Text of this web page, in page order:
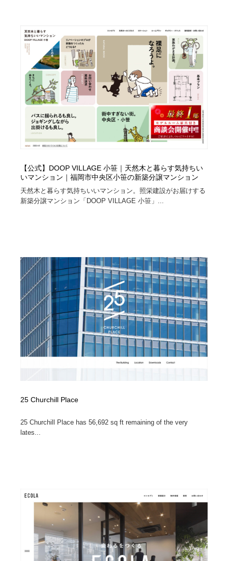
健康・医療・福祉・病院・歯医者・製薬・薬品
金融・銀行・投資・保険・M&A・商社
金融・銀行・投資・保険・M&A・商社
起業・事業支援・ボランティア・NPO
起業・事業支援・ボランティア・NPO
教育・スクール・保育・幼稚園・小中高・大学・専門学
教育・スクール・保育・幼稚園・小中高・大学・専門学
システム開発・IT・決済・アプリ・ソフトウェア
システム開発・IT・決済・アプリ・ソフトウェア
テクノロジー・AI・人工知能・スマートホーム・オンラ
イン
テクノロジー・AI・人工知能・スマートホーム・オンラ
イン
74
日本伝統：着物・織物・舞踊・歌舞伎・茶道・華道・書
道
日本伝統：着物・織物・舞踊・歌舞伎・茶道・華道・書
映画・アニメ・DVD・動画配信・放送・TV・ラジオ
音楽・アーティスト・楽器・舞台・演劇・ミュージカ
ル・ダンス
芸能人・俳優・女優・タレント・モデル・芸能事務所
芸能人・俳優・女優・タレント・モデル・芸能事務所
42
キャンペーン・イベント・ワークショップ・コンペティ
ション
キャンペーン・イベント・ワークショップ・コンペティ
ション
77
マッチングサービス
マッチングサービス
22
アート・芸術・美術館・美術展・博物館・ギャラリー 383
鉛筆画・木炭画・デッサン・クロッキー
グラフィティ・Graffiti・ストリートアート
グラフィティ・Graffiti・ストリートアート
GWD スタッフお気に入り
ニュース・マガジン・メディア・SNS・YouTube
【公式】DOOP VILLAGE 小笹｜天然木と暮らす気持ちい
いマンション｜福岡市中央区小笹の新築分譲マンション
天然木と暮らす気持ちいいマンション。照栄建設がお届けする
新築分譲マンション「DOOP VILLAGE 小笹」...
25 Churchill Place
25 Churchill Place has 56,692 sq ft remaining of the very
lates...